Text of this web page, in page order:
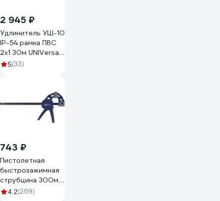
2 945 ₽
Удлинитель УШ-10
IP-54 рамка ПВС
2x1 30м UNIVersal
9632793
5(33)
743 ₽
Пистолетная
быстрозажимная
струбцина 300мм
КОБАЛЬТ 244-728
4.2(269)